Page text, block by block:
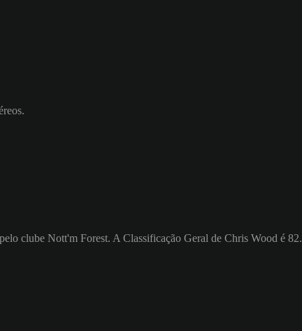
clube Nott'm Forest. A Classificação Geral de Chris Wood é 82.